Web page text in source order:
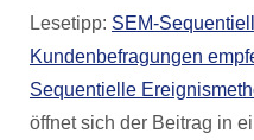
Lesetipp: SEM-
Kundenbefragungen
Sequentielle
öffnet sich der Beitrag in